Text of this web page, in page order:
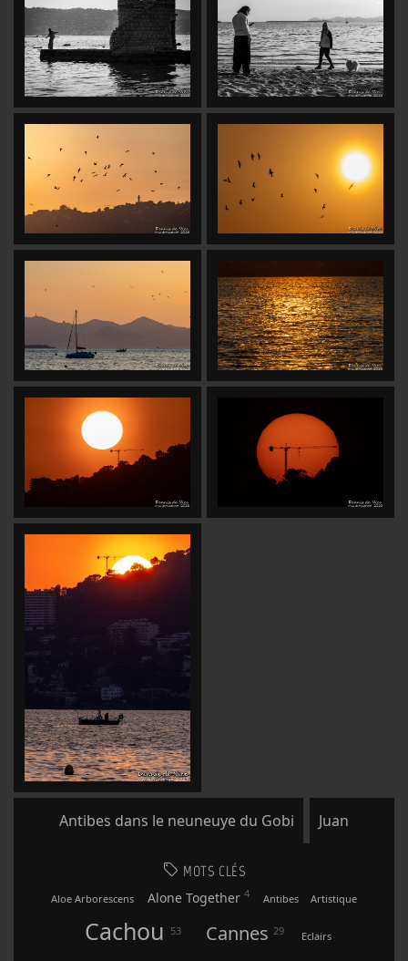
Antibes dans le neuneuye du Gobi Juan
MOTS CLÉS
Aloe Arborescens Alone Together 4 Antibes Artistique
Cachou 53 Cannes 29 Eclairs